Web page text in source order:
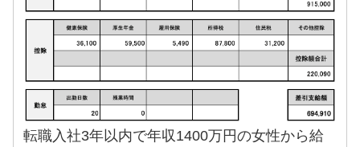
転職入社3年以内で年収1400万円の女性から給